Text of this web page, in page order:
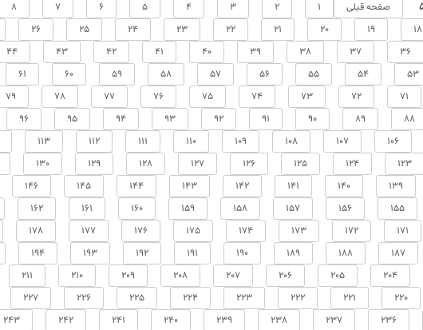
صفحه قبلی 1
2
3
4
5
6
7
8
18
19
20
21
22
23
24
25
26
36
37
38
39
40
41
42
43
44
53
54
55
56
57
58
59
60
61
71
72
73
74
75
76
77
78
79
88
89
90
91
92
93
94
95
96
106
107
108
109
110
111
112
113
123
124
125
126
127
128
129
130
139
140
141
142
143
144
145
146
155
156
157
158
159
160
161
162
171
172
173
174
175
176
177
178
187
188
189
190
191
192
193
194
204
205
206
207
208
209
210
211
220
221
222
223
224
225
226
227
236
237
238
239
240
241
242
243